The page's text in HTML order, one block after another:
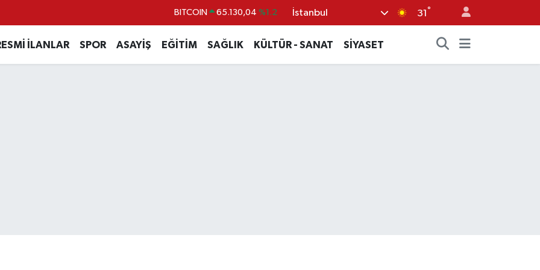
BITCOIN 65.130,04 %1.2 İstanbul 31 °
İLANLAR SPOR ASAYİŞ EĞİTİM SAĞLIK KÜLTÜR - SANAT SİYASET